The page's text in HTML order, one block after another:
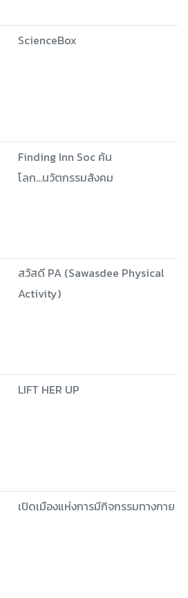
ScienceBox
Finding Inn Soc ค้น
โลก...นวัตกรรมสังคม
สวัสดี PA (Sawasdee Physical
Activity)
LIFT HER UP
เปิดเมืองแห่งการมีกิจกรรมทางกาย